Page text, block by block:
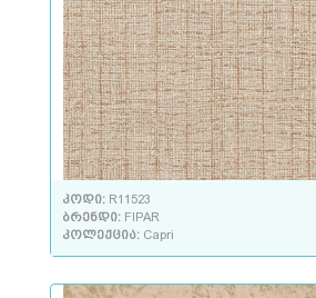
კოდი: R11523
ბრენდი: FIPAR
კოლექცია: Capri